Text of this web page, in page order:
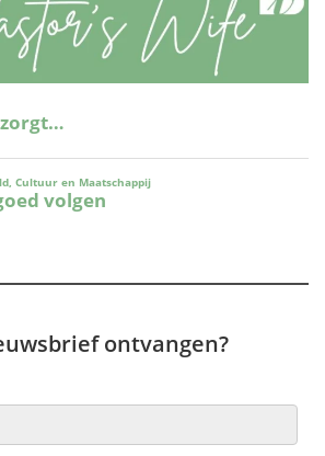
ontvangen?